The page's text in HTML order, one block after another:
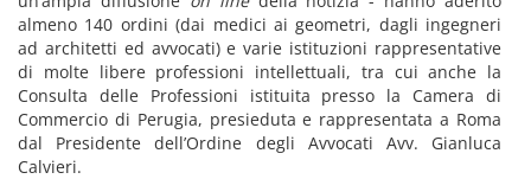
almeno 140 ordini (dai medici ai geometri, dagli ingegneri
ad architetti ed avvocati) e varie istituzioni rappresentative
di molte libere professioni intellettuali, tra cui anche la
Consulta delle Professioni istituita presso la Camera di
Commercio di Perugia, presieduta e rappresentata a Roma
dal Presidente dell’Ordine degli Avvocati Avv. Gianluca
Calvieri.